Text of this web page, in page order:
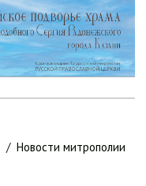
/ Новости митрополии